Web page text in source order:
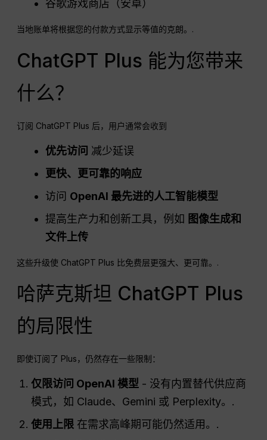
谷歌游戏商店（安卓）
当地账单将根据您的付款方式显示等值的克朗。.
ChatGPT Plus 能为您带来
什么？
订阅 ChatGPT Plus 后，用户通常会收到
优先访问 减少延误
更快、更可靠的响应
访问 OpenAI 最先进的人工智能模型
提高生产力和创新工具，例如 图像生成和
文件上传
这些升级使 ChatGPT Plus 比免费层更强大、更可靠。.
哈萨克斯坦 ChatGPT Plus
的局限性
即使订阅了 Plus，仍然存在一些限制：
仅限访问 OpenAI 模型 - 没有内置替代供应商
模式，如 Claude、Gemini 或 Perplexity。.
使用上限 在需求高峰期可能仍然适用。.